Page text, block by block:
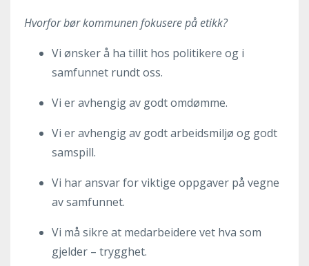
Hvorforbørkommunenfokuserepå etikk?
Vi ønsker å ha tillit hos politikere og i
samfunnet rundt oss.
Vi er avhengig av godt omdømme.
Vi er avhengig av godt arbeidsmiljø og godt
samspill.
Vi har ansvar for viktige oppgaver på vegne
av samfunnet.
Vi må sikre at medarbeidere vet hva som
gjelder – trygghet.